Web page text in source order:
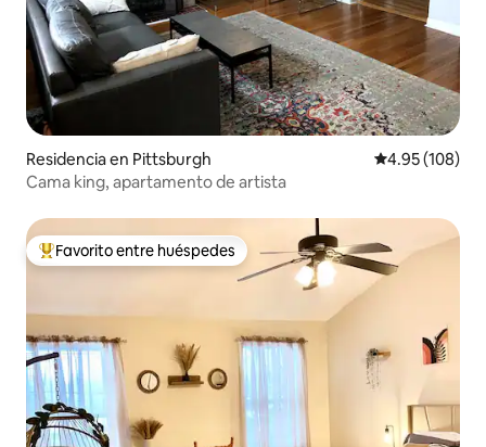
Residencia en Pittsburgh Calificación
4.95 (108)
Cama king, apartamento de artista
De los mejores en Favorito entre huéspedes
Favorito entre huéspedes